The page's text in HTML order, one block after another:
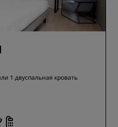
1 двуспальная кровать